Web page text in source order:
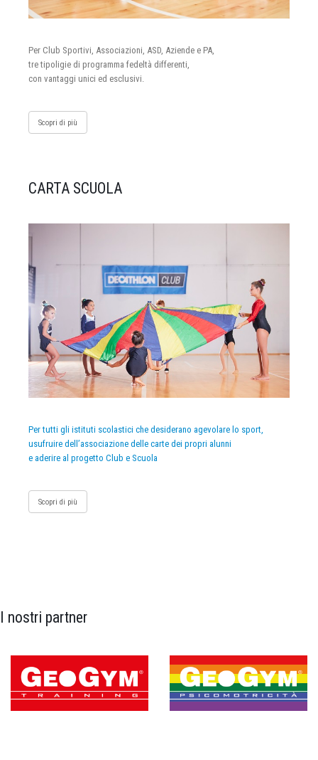
Per Club Sportivi, Associazioni, ASD, Aziende e PA,
tre tipoligie di programma fedeltà differenti,
con vantaggi unici ed esclusivi.
Scopri di più
CARTA SCUOLA
Per tutti gli istituti scolastici che desiderano agevolare lo sport,
usufruire dell’associazione delle carte dei propri alunni
e aderire al progetto Club e Scuola
Scopri di più
I nostri partner